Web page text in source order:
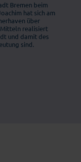
Bremen beim
hat sich am
über
realisiert
und damit des
sind.